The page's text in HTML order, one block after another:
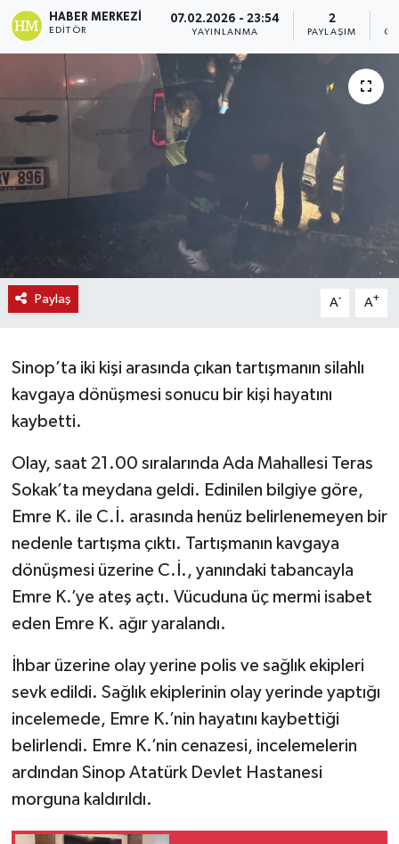
HABER MERKEZI
EDITÖR
07.02.2026 - 23:54
YAYINLANMA
2
PAYLAŞIM
Paylaş A- A+
Sinop’ta iki kişi arasında çıkan tartışmanın silahlı
kavgaya dönüşmesi sonucu bir kişi hayatını
kaybetti.
Olay, saat 21.00 sıralarında Ada Mahallesi Teras
Sokak’ta meydana geldi. Edinilen bilgiye göre,
Emre K. ile C.İ. arasında henüz belirlenemeyen bir
nedenle tartışma çıktı. Tartışmanın kavgaya
dönüşmesi üzerine C.İ., yanındaki tabancayla
Emre K.’ye ateş açtı. Vücuduna üç mermi isabet
eden Emre K. ağır yaralandı.
İhbar üzerine olay yerine polis ve sağlık ekipleri
sevk edildi. Sağlık ekiplerinin olay yerinde yaptığı
incelemede, Emre K.’nin hayatını kaybettiği
belirlendi. Emre K.’nin cenazesi, incelemelerin
ardından Sinop Atatürk Devlet Hastanesi
morguna kaldırıldı.